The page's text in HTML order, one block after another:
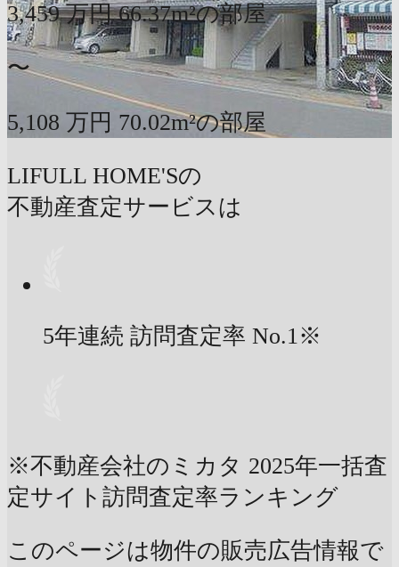
3,459 万円 66.37m²の部屋
〜
5,108 万円 70.02m²の部屋
LIFULL HOME'Sの
不動産査定サービスは
5年連続 訪問査定率 No.1※
※不動産会社のミカタ 2025年一括査
定サイト訪問査定率ランキング
このページは物件の販売広告情報で